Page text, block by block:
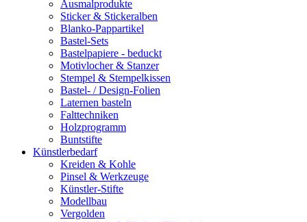
Ausmalprodukte
Sticker & Stickeralben
Blanko-Pappartikel
Bastel-Sets
Bastelpapiere - beduckt
Motivlocher & Stanzer
Stempel & Stempelkissen
Bastel- / Design-Folien
Laternen basteln
Falttechniken
Holzprogramm
Buntstifte
Künstlerbedarf
Kreiden & Kohle
Pinsel & Werkzeuge
Künstler-Stifte
Modellbau
Vergolden